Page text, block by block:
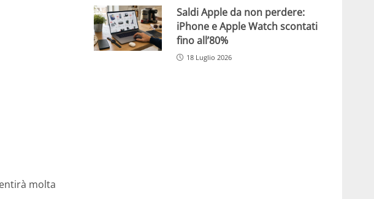
molta
Saldi Apple da non perdere:
iPhone e Apple Watch scontati
fino all’80%
18 Luglio 2026